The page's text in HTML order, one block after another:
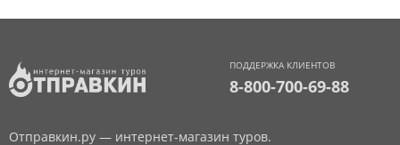
ПОДДЕРЖКА КЛИЕНТОВ
8-800-700-69-88
Отправкин.ру — интернет-магазин туров.